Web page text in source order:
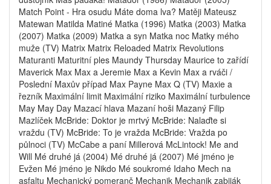
Match Point - Hra osudu Máte doma lva? Matěji Mateusz
Matewan Matilda Matiné Matka (1996) Matka (2003) Matka
(2007) Matka (2009) Matka a syn Matka noc Matky mého
muže (TV) Matrix Matrix Reloaded Matrix Revolutions
Maturanti Maturitní ples Maundy Thursday Maurice to zařídí
Maverick Max Max a Jeremie Max a Kevin Max a rváči /
Poslední Maxův případ Max Payne Max Q (TV) Maxie a
řezník Maximální limit Maximální riziko Maximální turbulence
May May Day Mazací hlava Mazaní hoši Mazaný Filip
Mazlíček McBride: Doktor je mrtvý McBride: Nalaďte si
vraždu (TV) McBride: To je vražda McBride: Vražda po
půlnoci (TV) McCabe a paní Millerová McLintock! Me and
Will Mé druhé já (2004) Mé druhé já (2007) Mé jméno je
Evžen Mé jméno je Nikdo Mé soukromé Idaho Mech na
asfaltu Mechanický pomeranč Mechanik Mechanik zabiják